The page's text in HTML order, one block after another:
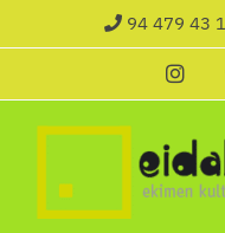
al
94 479 43